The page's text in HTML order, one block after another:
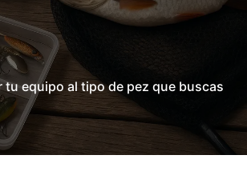
tu equipo al tipo de pez que buscas